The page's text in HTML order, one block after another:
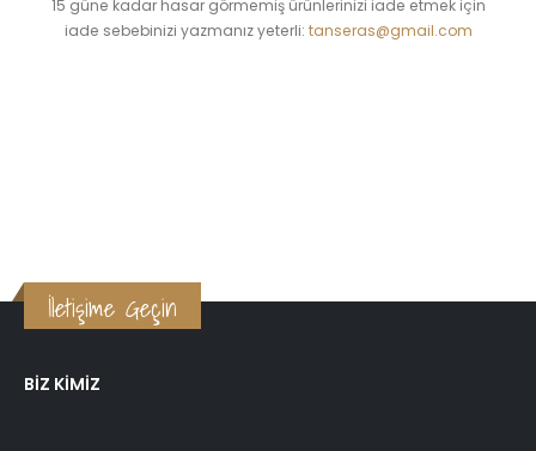
15 güne kadar hasar görmemiş ürünlerinizi iade etmek için
iade sebebinizi yazmanız yeterli: tanseras@gmail.com
İletişime Geçin
BIZ KIMIZ